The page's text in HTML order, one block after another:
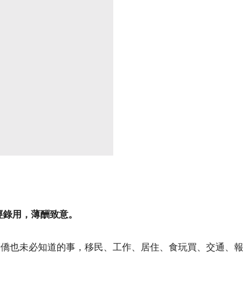
錄用，薄酬致意。
也未必知道的事，移民、工作、居住、食玩買、交通、報